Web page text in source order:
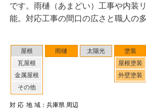
屋根
瓦屋根
金属屋根
その他
雨樋 太陽光
塗装
屋根塗装
外壁塗装
対応地域：兵庫県 周辺
です。雨樋（あまどい）工事や内装
能。対応工事の間口の広さと職人の